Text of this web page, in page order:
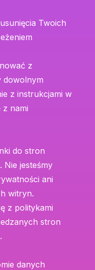
Twoich
z
dowolnym
z instrukcjami w
z nami
do stron
jesteśmy
ani
witryn.
z politykami
stron
danych